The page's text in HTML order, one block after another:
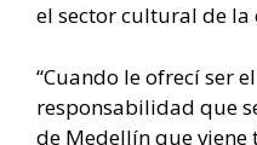
el sector cultural de la
“Cuando le ofrecí ser
responsabilidad que
de Medellín que viene